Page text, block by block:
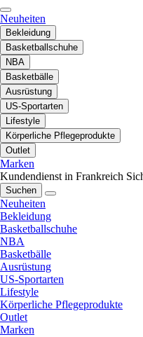
Neuheiten
Bekleidung
Basketballschuhe
NBA
Basketbälle
Ausrüstung
US-Sportarten
Lifestyle
Körperliche Pflegeprodukte
Outlet
Marken
Kundendienst in Frankreich
Suchen
Neuheiten
Bekleidung
Basketballschuhe
NBA
Basketbälle
Ausrüstung
US-Sportarten
Lifestyle
Körperliche Pflegeprodukte
Outlet
Marken